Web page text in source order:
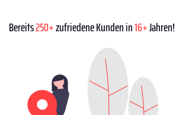
Bereits250+zufriedene Kunden in16+Jahren!